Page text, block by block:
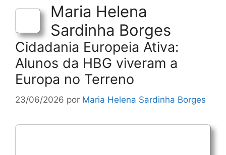
Maria Helena
Sardinha Borges
Cidadania Europeia Ativa:
Alunos da HBG viveram a
Europa no Terreno
23/06/2026 por Maria Helena Sardinha Borges